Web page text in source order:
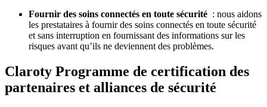
Fournir des soins connectés en toute sécurité : nous aidons
les prestataires à fournir des soins connectés en toute sécurité
et sans interruption en fournissant des informations sur les
risques avant qu’ils ne deviennent des problèmes.
Claroty Programme de certification des
partenaires et alliances de sécurité